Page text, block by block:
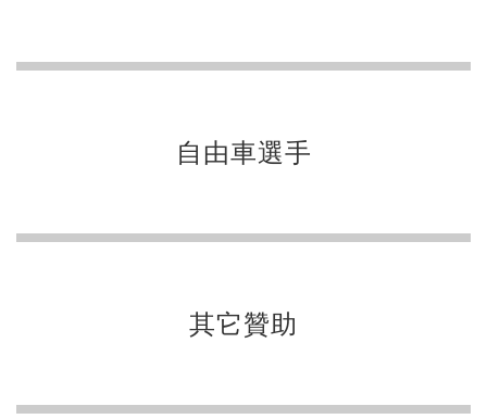
自由車選手
其它贊助